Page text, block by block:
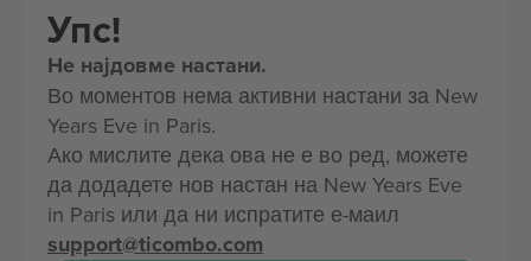
Упс!
Не најдовме настани.
Во моментов нема активни настани за New
Years Eve in Paris.
Ако мислите дека ова не е во ред, можете
да додадете нов настан на New Years Eve
in Paris или да ни испратите е-маил
support@ticombo.com